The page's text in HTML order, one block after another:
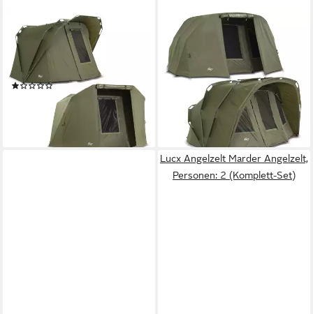
LUCX
Angelzelt Coon Angelzelt +
Überwurf Karpfenzelt,
Personen: 2 (Komplett-Set)
(1)
UVP 400,00 €
lieferbar - in 2-3 Werktagen bei dir
LUCX
Angelzelt Tiger Karpfenzelt +
Überwurf Bivvy, Personen: 3
(Komplett-Set)
399,89 € UVP550,00 €
lieferbar - in 2-3 Werktagen bei dir
Lucx Angelzelt Marder Angelzelt,
Personen: 2 (Komplett-Set)